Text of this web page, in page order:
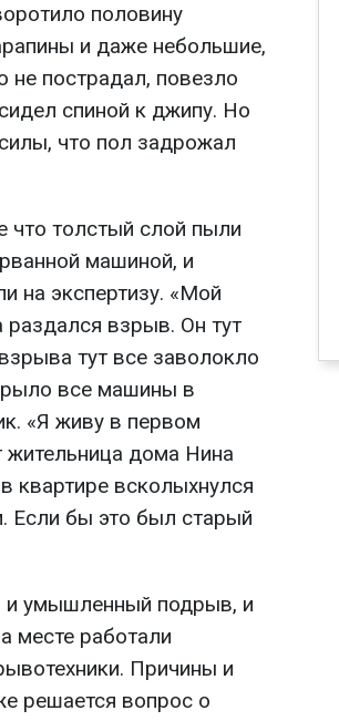
половину
и даже небольшие,
не пострадал, повезло
спиной к джипу. Но
что пол задрожал
что толстый слой пыли
машиной, и
на экспертизу. «Мой
взрыв. Он тут
тут все заволокло
все машины в
«Я живу в первом
жительница дома Нина
квартире всколыхнулся
Если бы это был старый
и умышленный подрыв, и
месте работали
Причины и
решается вопрос о